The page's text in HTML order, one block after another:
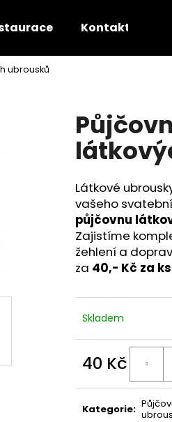
Kontakty
ubrousků
Látkové
vašeho
půjčovnu
Zajistíme
žehlení a
za 40,- Kč za
Skladem
40 Kč
cena:
Kategorie:
PŮJČOVNA ZELENKAVÝCH